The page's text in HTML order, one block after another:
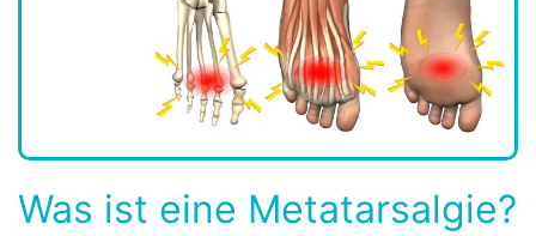
Was ist eine Metatarsalgie?